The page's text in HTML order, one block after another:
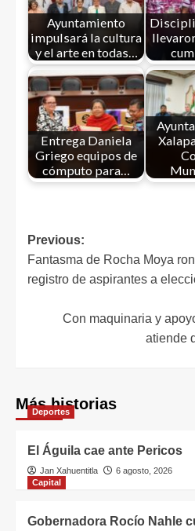
Ayuntamiento
impulsará la cultura
y el arte en todas…
Entrega Daniela
Griego equipos de
cómputo para…
Previous:
Fantasma de Rocha Moya
registro de aspirantes a
Con maquinaria y
atiende
Más historias
Deportes
El Águila cae ante Pericos
Jan Xahuentitla
6 agosto, 2026
Capital
Gobernadora Rocío Nahle